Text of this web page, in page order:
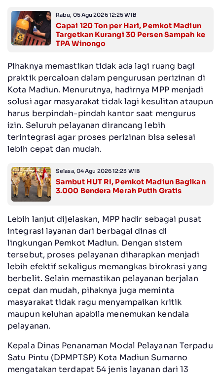
Rabu, 05 Agu 2026 12:25 WIB
Capai 120 Ton per Hari, Pemkot Madiun
Targetkan Kurangi 30 Persen Sampah ke
TPA Winongo
Pihaknya memastikan tidak ada lagi ruang bagi
praktik percaloan dalam pengurusan perizinan di
Kota Madiun. Menurutnya, hadirnya MPP menjadi
solusi agar masyarakat tidak lagi kesulitan ataupun
harus berpindah-pindah kantor saat mengurus
izin. Seluruh pelayanan dirancang lebih
terintegrasi agar proses perizinan bisa selesai
lebih cepat dan mudah.
Selasa, 04 Agu 2026 12:23 WIB
Sambut HUT RI, Pemkot Madiun Bagikan
3.000 Bendera Merah Putih Gratis
Lebih lanjut dijelaskan, MPP hadir sebagai pusat
integrasi layanan dari berbagai dinas di
lingkungan Pemkot Madiun. Dengan sistem
tersebut, proses pelayanan diharapkan menjadi
lebih efektif sekaligus memangkas birokrasi yang
berbelit. Selain memastikan pelayanan berjalan
cepat dan mudah, pihaknya juga meminta
masyarakat tidak ragu menyampaikan kritik
maupun keluhan apabila menemukan kendala
pelayanan.
Kepala Dinas Penanaman Modal Pelayanan Terpadu
Satu Pintu (DPMPTSP) Kota Madiun Sumarno
mengatakan terdapat 54 jenis layanan dari 13